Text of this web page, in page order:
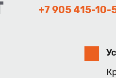
+7 905 415-10-